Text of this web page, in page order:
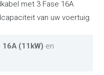
met 3 Fase 16A
van uw voertuig.
16A (11kW) en